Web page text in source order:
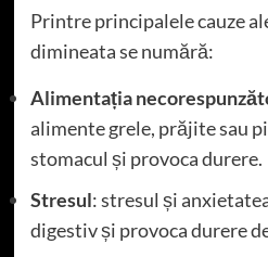
Printre principalele cauze
dimineata se numără:
Alimentația
alimente grele, prăjite sau
stomacul și provoca durere.
Stresul: stresul și
digestiv și provoca durere